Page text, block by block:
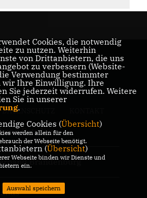
Stadtbezirksverbandes Potsdam
DATENSCHUTZ
Potsdam
Brandenburg
Cookies, die notwendig
zu nutzen. Weiterhin
von Drittanbietern, die uns
zu verbessern (Website-
Verwendung bestimmter
wir Ihre Einwilligung. Ihre
Sie jederzeit widerrufen. Weitere
Sie in unserer
.
Cookies (Übersicht)
werden allein für den
der Webseite benötigt.
(Übersicht)
Webseite binden wir Dienste und
ein.
Auswahl speichern